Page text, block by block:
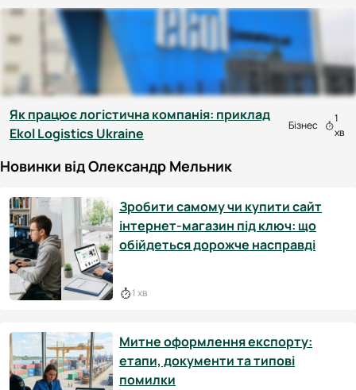
Як працює логістична компанія: приклад
Ekol Logistics Ukraine
Бізнес
1
хв
Новинки від Олександр Мельник
Зробити самому чи купити сайт
інтернет-магазин під ключ: що
обійдеться дорожче насправді
1 хв
Митне оформлення експорту:
етапи, документи та типові
помилки